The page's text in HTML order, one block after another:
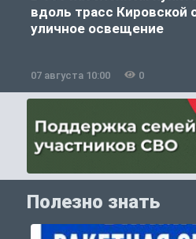
вдоль трасс Кировской
уличное освещение
07 августа 10:00 0
Полезно знать